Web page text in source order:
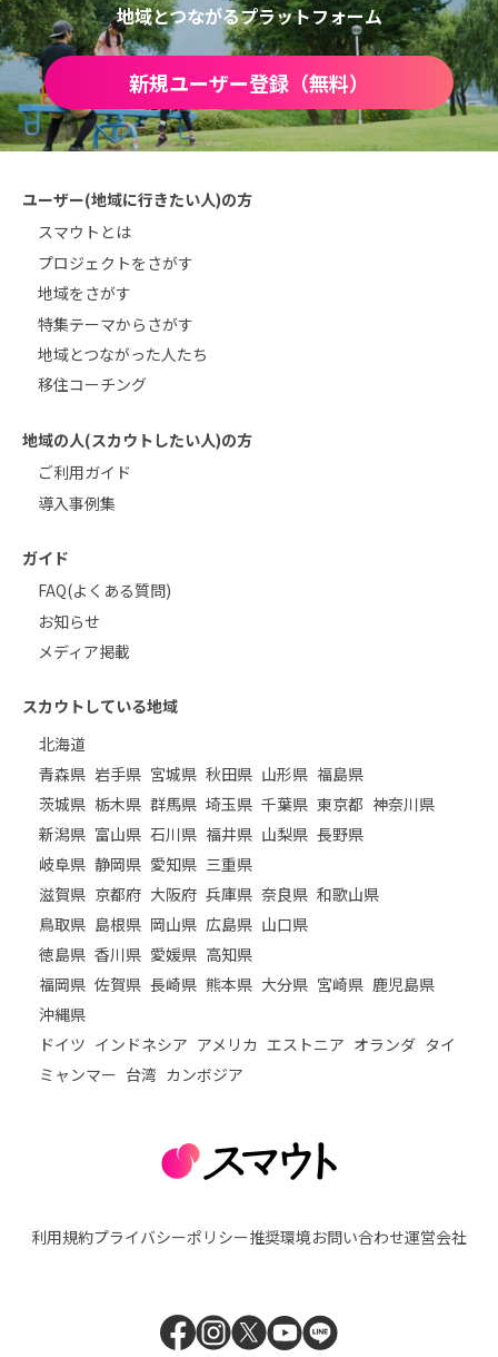
地域とつながるプラットフォーム
新規ユーザー登録（無料）
ユーザー(地域に行きたい人)の方
スマウトとは
プロジェクトをさがす
地域をさがす
特集テーマからさがす
地域とつながった人たち
移住コーチング
地域の人(スカウトしたい人)の方
ご利用ガイド
導入事例集
ガイド
FAQ(よくある質問)
お知らせ
メディア掲載
スカウトしている地域
北海道
青森県 岩手県 宮城県 秋田県 山形県 福島県
茨城県 栃木県 群馬県 埼玉県 千葉県 東京都 神奈川県
新潟県 富山県 石川県 福井県 山梨県 長野県
岐阜県 静岡県 愛知県 三重県
滋賀県 京都府 大阪府 兵庫県 奈良県 和歌山県
鳥取県 島根県 岡山県 広島県 山口県
徳島県 香川県 愛媛県 高知県
福岡県 佐賀県 長崎県 熊本県 大分県 宮崎県 鹿児島県
沖縄県
ドイツ インドネシア アメリカ エストニア オランダ タイ
ミャンマー 台湾 カンボジア
利用規約プライバシーポリシー推奨環境お問い合わせ運営会社